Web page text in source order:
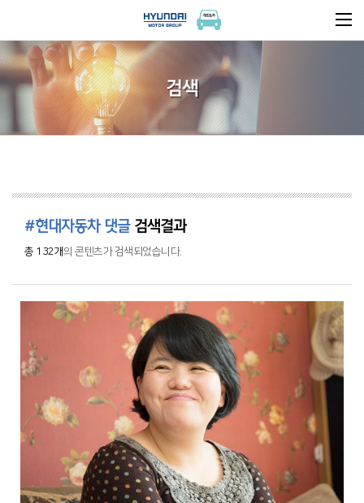
검색
#현대자동차 댓글검색결과
총 132개의 콘텐츠가 검색되었습니다.